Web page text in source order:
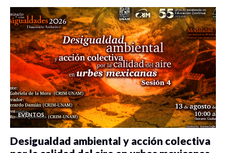
EVENTOS
Desigualdad ambiental y acción colectiva